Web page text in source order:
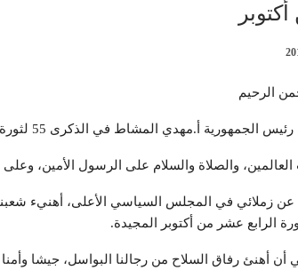
الرحيم
الجمهورية أ.مهدي المشاط في الذكرى 55 لثورة
والصلاة والسلام على الرسول الأمين، وعلى
عن زملائي في المجلس السياسي الأعلى، أهنيء
الرابع عشر من أكتوبر المجيدة.
أهنئ رفاق السلاح من رجالنا البواسل، جيشا وأمنا